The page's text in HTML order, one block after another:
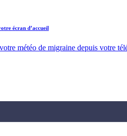
écran d’accueil
météo de migraine depuis votre